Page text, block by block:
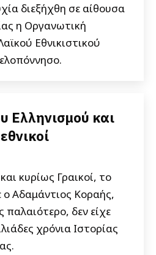
διεξήχθη σε αίθουσα
η Οργανωτική
Εθνικιστικού
Ελληνισμού και
κυρίως Γραικοί, το
Αδαμάντιος Κοραής,
δεν είχε
χρόνια Ιστορίας